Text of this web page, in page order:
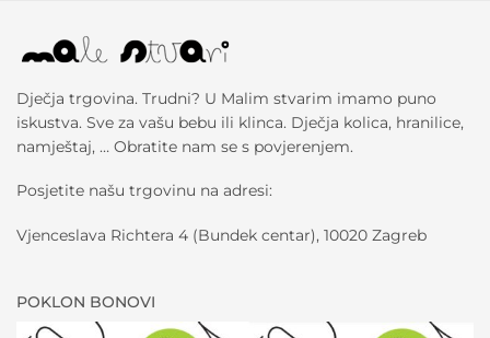
Dječja trgovina. Trudni? U Malim stvarim imamo puno
iskustva. Sve za vašu bebu ili klinca. Dječja kolica, hranilice,
namještaj, … Obratite nam se s povjerenjem.
Posjetite našu trgovinu na adresi:
Vjenceslava Richtera 4 (Bundek centar), 10020 Zagreb
POKLON BONOVI